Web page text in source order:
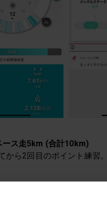
ス走5km (合計10km)
から2回目のポイント練習。